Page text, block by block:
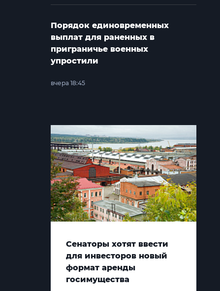
Порядок единовременных
выплат для раненных в
приграничье военных
упростили
вчера 18:45
Сенаторы хотят ввести
для инвесторов новый
формат аренды
госимущества